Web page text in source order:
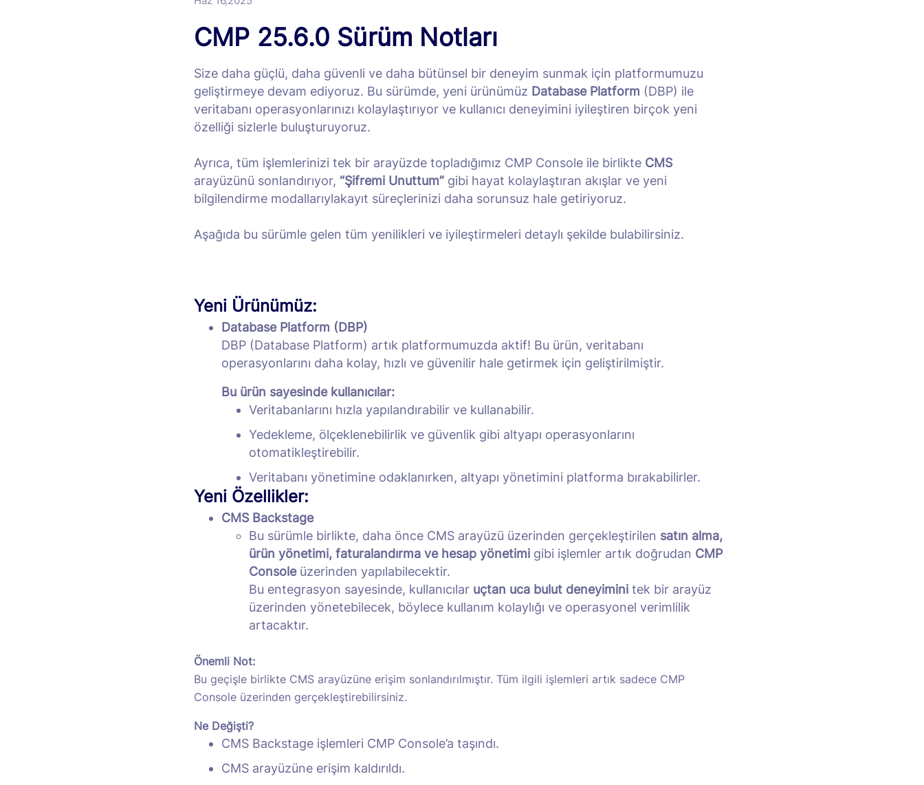
CMP 25.6.0 Sürüm Notları
Size daha güçlü, daha güvenli ve daha bütünsel bir deneyim sunmak için platformumuzu
geliştirmeye devam ediyoruz. Bu sürümde, yeni ürünümüz Database Platform (DBP) ile
veritabanı operasyonlarınızı kolaylaştırıyor ve kullanıcı deneyimini iyileştiren birçok yeni
özelliği sizlerle buluşturuyoruz.
Ayrıca, tüm işlemlerinizi tek bir arayüzde topladığımız CMP Console ile birlikte CMS
arayüzünü sonlandırıyor, “Şifremi Unuttum” gibi hayat kolaylaştıran akışlar ve yeni
bilgilendirme modallarıylakayıt süreçlerinizi daha sorunsuz hale getiriyoruz.
Aşağıda bu sürümle gelen tüm yenilikleri ve iyileştirmeleri detaylı şekilde bulabilirsiniz.
Yeni Ürünümüz:
Database Platform (DBP)
DBP (Database Platform) artık platformumuzda aktif! Bu ürün, veritabanı
operasyonlarını daha kolay, hızlı ve güvenilir hale getirmek için geliştirilmiştir.
Bu ürün sayesinde kullanıcılar:
Veritabanlarını hızla yapılandırabilir ve kullanabilir.
Yedekleme, ölçeklenebilirlik ve güvenlik gibi altyapı operasyonlarını
otomatikleştirebilir.
Veritabanı yönetimine odaklanırken, altyapı yönetimini platforma bırakabilirler.
Yeni Özellikler:
CMS Backstage
Bu sürümle birlikte, daha önce CMS arayüzü üzerinden gerçekleştirilen satın alma,
ürün yönetimi, faturalandırma ve hesap yönetimi gibi işlemler artık doğrudan CMP
Consoleüzerinden yapılabilecektir.
Bu entegrasyon sayesinde, kullanıcılar uçtan uca bulut deneyimini tek bir arayüz
üzerinden yönetebilecek, böylece kullanım kolaylığı ve operasyonel verimlilik
artacaktır.
Önemli Not:
Bu geçişle birlikte CMS arayüzüne erişim sonlandırılmıştır. Tüm ilgili işlemleri artık sadece CMP
Console üzerinden gerçekleştirebilirsiniz.
Ne Değişti?
CMS Backstage işlemleri CMP Console’a taşındı.
CMS arayüzüne erişim kaldırıldı.